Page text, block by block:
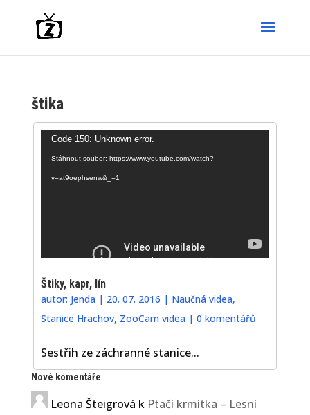
štika
Video
přehrávač
Code 150: Unknown error.
Stáhnout soubor: https://www.youtube.com/watch?
v=at9oephsenw&_=1
Štiky, kapr, lín
autor: Jenda | 20. 07. 2016 | Naučná videa,
Stanice Hrachov, ZooCam videa |0 komentářů
Sestřih ze záchranné stanice...
Nové komentáře
Leona Šteigrová k Ptačí krmítka – Lesní